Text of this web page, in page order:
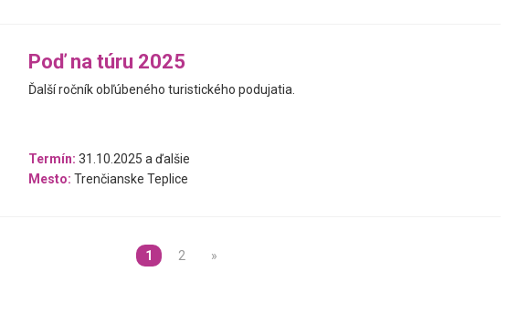
Poď na túru 2025
Ďalší ročník obľúbeného turistického podujatia.
Termín: 31.10.2025 a ďalšie
Mesto: Trenčianske Teplice
1 2 »